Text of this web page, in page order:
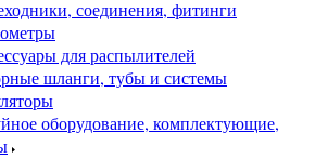
соединения, фитинги
для распылителей
шланги, тубы и системы
оборудование, комплектующие,